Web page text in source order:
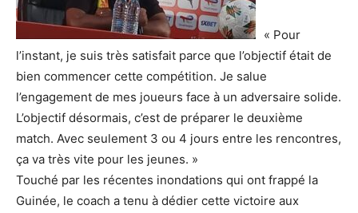
« Pour
l’instant, je suis très satisfait parce que l’objectif était de
bien commencer cette compétition. Je salue
l’engagement de mes joueurs face à un adversaire solide.
L’objectif désormais, c’est de préparer le deuxième
match. Avec seulement 3 ou 4 jours entre les rencontres,
ça va très vite pour les jeunes. »
Touché par les récentes inondations qui ont frappé la
Guinée, le coach a tenu à dédier cette victoire aux